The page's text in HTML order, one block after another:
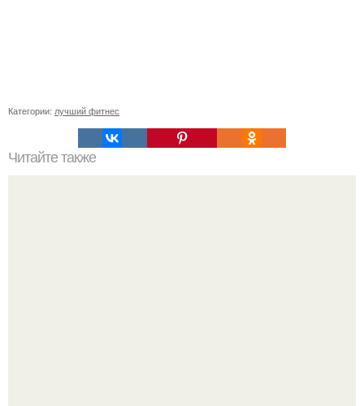
Категории: лучший фитнес
Читайте также